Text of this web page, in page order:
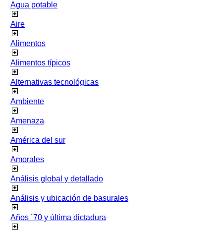
Agua potable
Aire
Alimentos
Alimentos típicos
Alternativas tecnológicas
Ambiente
Amenaza
América del sur
Amorales
Análisis global y detallado
Análisis y ubicación de basurales
Años ´70 y última dictadura